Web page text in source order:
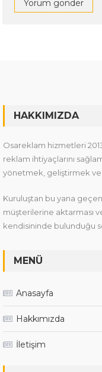
HAKKIMIZDA
Osareklam hizmetleri
reklam ihtiyaçlarını
yönetmek, geliştirmek ve
Kuruluştan bu yana
müşterilerine aktarması
kendisininde bulunduğu
MENÜ
Anasayfa
Hakkımızda
İletişim